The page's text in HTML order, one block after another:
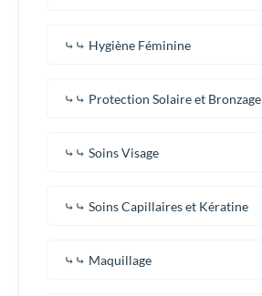
⤷⤷ Hygiène Féminine
⤷⤷ Protection Solaire et Bronzage
⤷⤷ Soins Visage
⤷⤷ Soins Capillaires et Kératine
⤷⤷ Maquillage